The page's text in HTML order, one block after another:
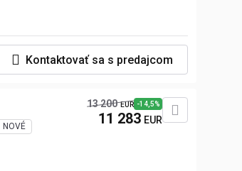
Kontaktovať sa s predajcom
NOVÉ
13 200 EUR -14,5%
11 283 EUR